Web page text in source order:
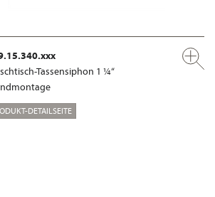
Tassensiphon 1 ¼“
DETAILSEITE